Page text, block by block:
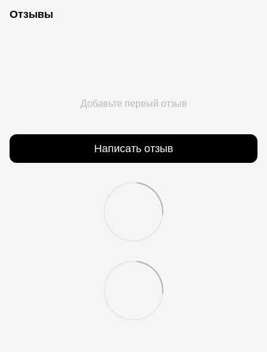
Отзывы
Добавьте первый отзыв
Написать отзыв